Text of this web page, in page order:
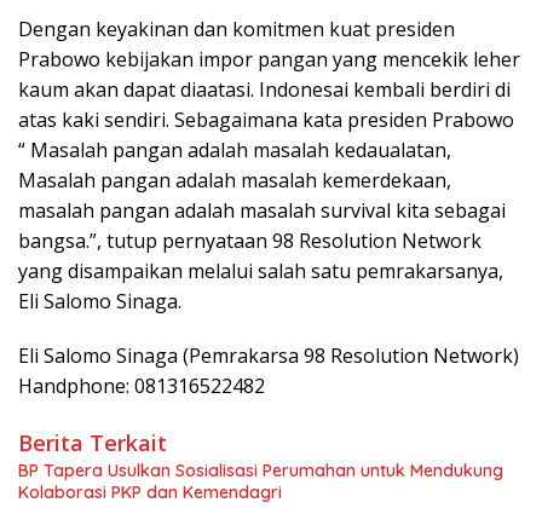
Dengan keyakinan dan komitmen kuat presiden
Prabowo kebijakan impor pangan yang mencekik leher
kaum akan dapat diaatasi. Indonesai kembali berdiri di
atas kaki sendiri. Sebagaimana kata presiden Prabowo
“ Masalah pangan adalah masalah kedaualatan,
Masalah pangan adalah masalah kemerdekaan,
masalah pangan adalah masalah survival kita sebagai
bangsa.”, tutup pernyataan 98 Resolution Network
yang disampaikan melalui salah satu pemrakarsanya,
Eli Salomo Sinaga.
Eli Salomo Sinaga (Pemrakarsa 98 Resolution Network)
Handphone: 081316522482
Berita Terkait
BP Tapera Usulkan Sosialisasi Perumahan untuk Mendukung
Kolaborasi PKP dan Kemendagri